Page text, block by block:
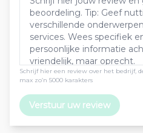
Schrijf hier een review over het bedrijf,
max zo’n 5000 karakters
Verstuur uw review